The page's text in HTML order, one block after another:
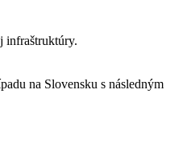
infraštruktúry.
na Slovensku s následným